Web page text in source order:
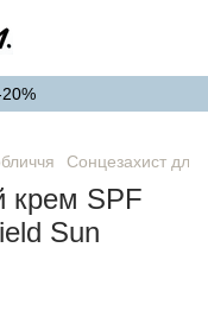
Сонцезахист для
крем SPF
Sun